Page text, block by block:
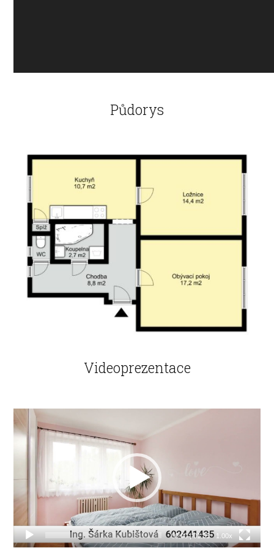
Půdorys
Videoprezentace
Video
přehrávač
00:00|01:35 1.00x